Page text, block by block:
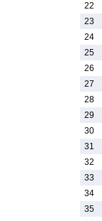
22
23
24
25
26
27
28
29
30
31
32
33
34
35